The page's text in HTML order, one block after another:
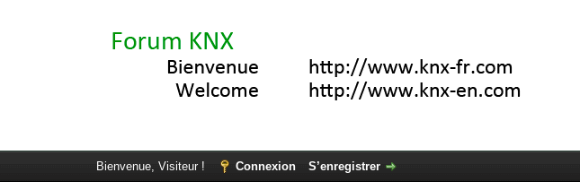
Bienvenue, Visiteur ! Connexion S’enregistrer